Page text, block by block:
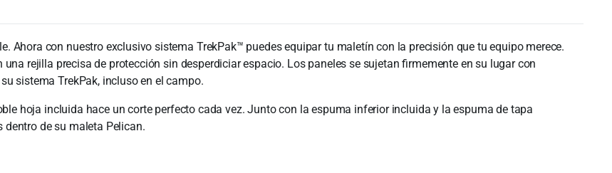
Ahora con nuestro exclusivo sistema TrekPak™ puedes equipar tu maletín con la precisión que tu equipo merece.
rejilla precisa de protección sin desperdiciar espacio. Los paneles se sujetan firmemente en su lugar con
sistema TrekPak, incluso en el campo.
hoja incluida hace un corte perfecto cada vez. Junto con la espuma inferior incluida y la espuma de tapa
de su maleta Pelican.